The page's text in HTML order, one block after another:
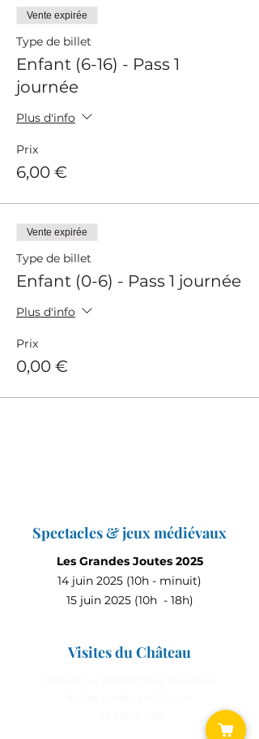
Vente expirée
Type de billet
Enfant (6-16) - Pass 1
journée
Plus d'info
Prix
6,00 €
Vente expirée
Type de billet
Enfant (0-6) - Pass 1 journée
Plus d'info
Prix
0,00 €
Spectacles & jeux médiévaux
Les Grandes Joutes 2025
14 juin 2025 (10h - minuit)
15 juin 2025 (10h - 18h)
Visites du Château